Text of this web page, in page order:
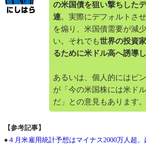
の米国債を狙い撃ちした
連。実際にデフォルトさ
を煽り、米国債需要が減
い。それでも世界の投資
るために米ドル高へ誘導
あるいは、個人的にはピ
が「今の米国株には米ド
だ」との意見もあります。
【参考記事】
● ４月米雇用統計予想はマイナス2000万人超。